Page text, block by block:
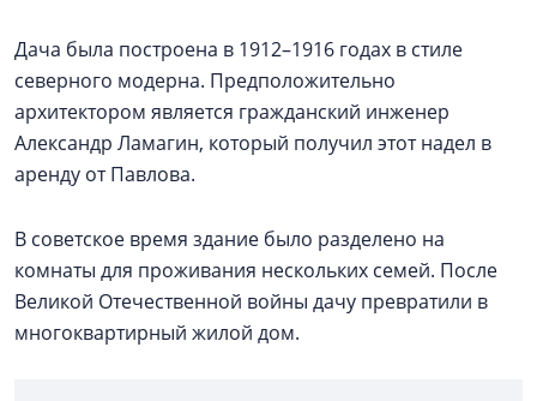
Дача была построена в 1912–1916 годах в стиле
северного модерна. Предположительно
архитектором является гражданский инженер
Александр Ламагин, который получил этот надел в
аренду от Павлова.
В советское время здание было разделено на
комнаты для проживания нескольких семей. После
Великой Отечественной войны дачу превратили в
многоквартирный жилой дом.